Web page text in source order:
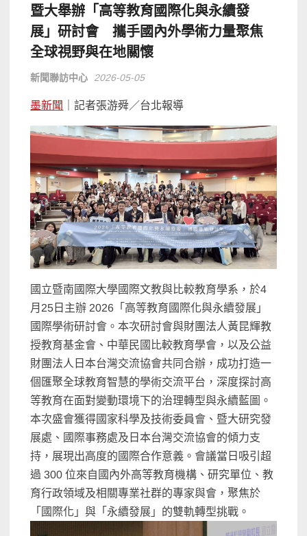
暨大舉辦「高等教育國際化與永續發
展」研討會 攜手國內外學術力量聚焦
全球視野與在地關懷
新聞聯訪中心 2026-05-05
墨新聞 ｜記者張游舜／台北報導
國立暨南國際大學國際文教與比較教育學系，於4
月25日主辦 2026「高等教育國際化與永續發展」
國際學術研討會。本次研討會與財團法人黃昆輝教
授教育基金會、 中華民國比較教育學會，以及公益
財團法人日本台灣交流協會共同合辦， 成功打造一
個匯聚全球教育智慧的學術交流平台，深度探討高
等教育在面對變動環境下的治理轉型與永續藍圖。
本次盛會獲得國家科學及技術委員會、暨大研究發
展處、 國際事務處及日本台灣交流協會的傾力支
持， 展現出高度的國際合作意義。會議當日吸引超
過 300 位來自國內外高等教育機構、研究單位、教
育行政領域及相關專業社群的專家與會，聚焦於
「國際化」與「 永續發展」的雙軌轉型挑戰。